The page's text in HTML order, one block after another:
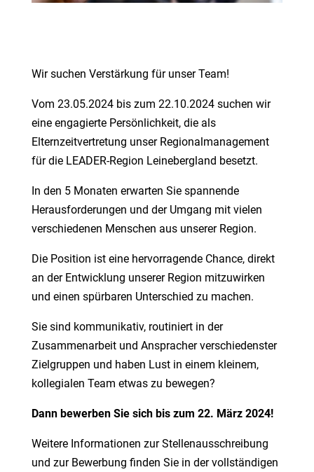
Wir suchen Verstärkung für unser Team!
Vom 23.05.2024 bis zum 22.10.2024 suchen wir
eine engagierte Persönlichkeit, die als
Elternzeitvertretung unser Regionalmanagement
für die LEADER-Region Leinebergland besetzt.
In den 5 Monaten erwarten Sie spannende
Herausforderungen und der Umgang mit vielen
verschiedenen Menschen aus unserer Region.
Die Position ist eine hervorragende Chance, direkt
an der Entwicklung unserer Region mitzuwirken
und einen spürbaren Unterschied zu machen.
Sie sind kommunikativ, routiniert in der
Zusammenarbeit und Anspracher verschiedenster
Zielgruppen und haben Lust in einem kleinem,
kollegialen Team etwas zu bewegen?
Dann bewerben Sie sich bis zum 22. März 2024!
Weitere Informationen zur Stellenausschreibung
und zur Bewerbung finden Sie in der vollständigen